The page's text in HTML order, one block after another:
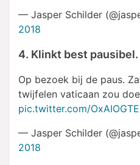
— Jasper Schilder
2018
4. Klinkt best pausibel.
Op bezoek bij de paus.
twijfelen vaticaan zou
pic.twitter.com/
— Jasper Schilder
2018